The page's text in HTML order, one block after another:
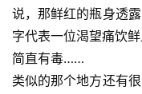
说，那鲜红的瓶身透
字代表一位渴望痛饮鲜
简直有毒……
类似的那个地方还有